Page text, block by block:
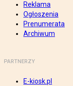
Reklama
Ogłoszenia
Prenumerata
Archiwum
PARTNERZY
E-kiosk.pl